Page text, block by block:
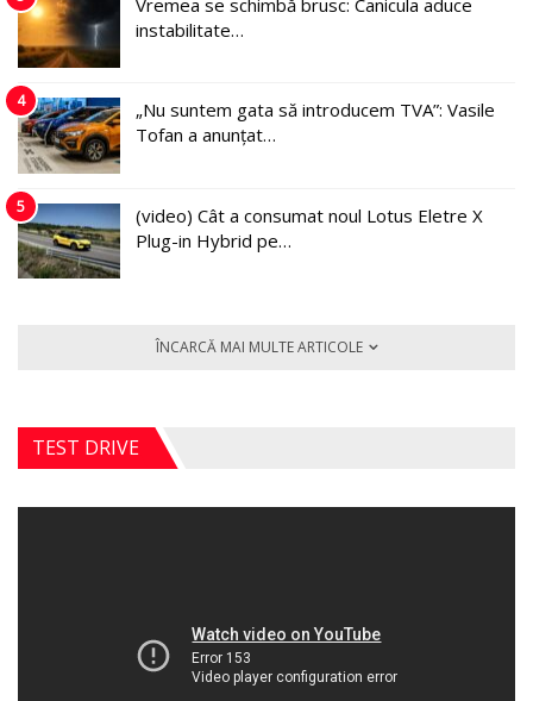
instabilitate…
4
„Nu suntem gata să introducem TVA”: Vasile
Tofan a anunțat…
5
(video) Cât a consumat noul Lotus Eletre X
Plug-in Hybrid pe…
ÎNCARCĂ MAI MULTE ARTICOLE
TEST DRIVE